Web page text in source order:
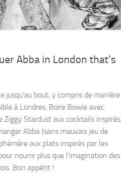
Abba in London that’s
bout, y compris de manière
à Londres. Boire Bowie avec
Ziggy Stardust aux cocktails inspirés
Abba (sans mauvais jeu de
aux plats inspirés par les
nourrir plus que l’imagination des
Bon appétit !